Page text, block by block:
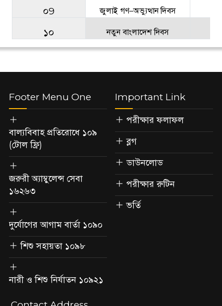
০9 জুলাই গণ–অভ্যুত্থান দিবস
১০ নতুন বাংলাদেশ দিবস
Footer Menu One
বাল্যবিবাহ প্রতিরোধে ১০৯
(টোল ফ্রি)
জরুরী অ্যাম্বুলেন্স সেবা
১৬২৬৩
দুর্যোগের আগাম বার্তা ১০৯০
শিশু সহায়তা ১০৯৮
নারী ও শিশু নির্যাতন ১০৯২১
Important Link
পরীক্ষার ফলাফল
ব্লগ
ডাউনলোড
পরীক্ষার রুটিন
ভর্তি